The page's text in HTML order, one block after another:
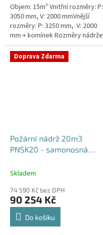
Objem: 15m³ Vnitřní rozměry: P:
3050 mm, V: 2000 mmVnější
rozměry: P: 3250 mm, V: 2000
mm + komínek Rozměry nádrže
možno jakkoliv upravit -
vyrobíme nádrž na míru!Nádrž...
Doprava Zdarma
Požární nádrž 20m3
PNSK20 - samonosná
Skladem
74 590 Kč bez DPH
90 254 Kč
Do košíku